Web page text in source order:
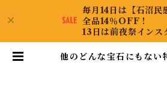
毎月14日は【石沼民
全品14％OFF！
13日は前夜祭インス
他のどんな宝石にもない